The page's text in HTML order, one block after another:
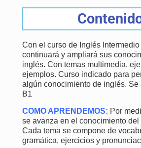
Con el curso de Inglés
continuará y ampliará sus
inglés. Con temas multimedia,
ejemplos. Curso indicado para
algún conocimiento de inglés. Se
B1
COMO APRENDEMOS: Por
se avanza en el conocimiento
Cada tema se compone de
gramática, ejercicios y